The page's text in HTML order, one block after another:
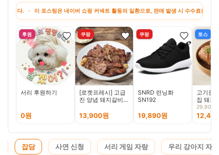
포스팅은 네이버 쇼핑 커넥트 활동의 일환으로, 판매 발생 시 수수료를 제공받습
후원
서리 후원하기
0원
쿠팡
[로켓프레시] 고급
진 양념 돼지갈비
(냉장)
13,900원
쿠팡
SNRD 런닝화
SN192
19,890원
토스
고기중
집 돼지
1kg, 1팩
29,900
잡담 사연 신청 서리 게임 자랑 우리 강아지 자랑